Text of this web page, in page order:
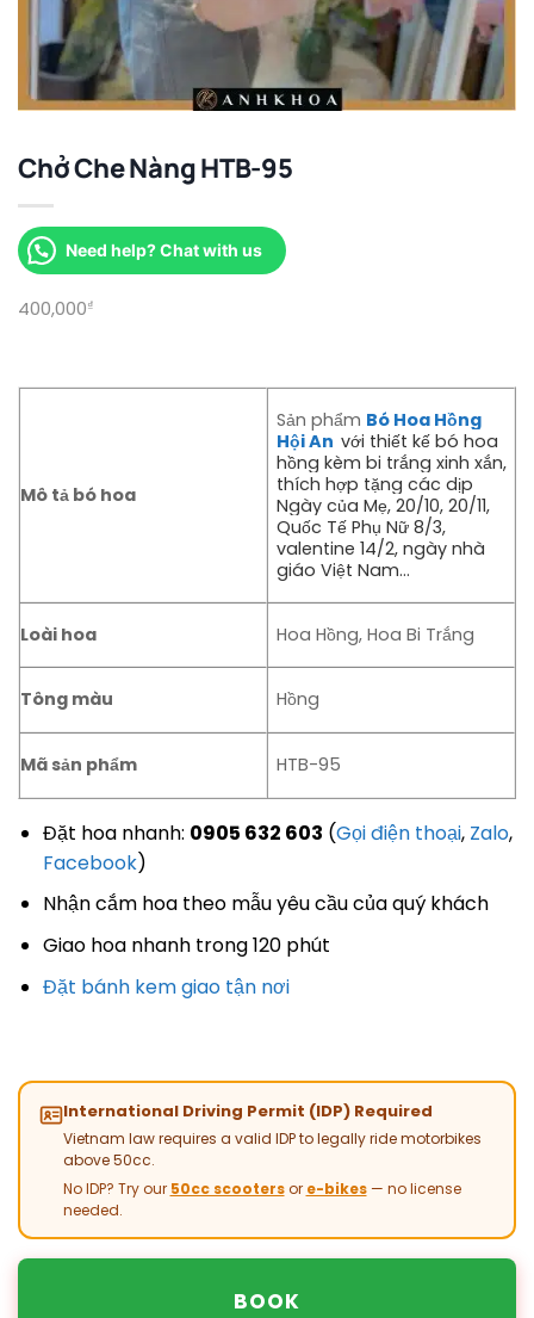
Chở Che Nàng HTB-95
Need help? Chat with us
400,000₫
Mô tả bó hoa
Sản phẩm Bó Hoa Hồng
Hội An với thiết kế bó hoa
hồng kèm bi trắng xinh xắn,
thích hợp tặng các dịp
Ngày của Mẹ, 20/10, 20/11,
Quốc Tế Phụ Nữ 8/3,
valentine 14/2, ngày nhà
giáo Việt Nam…
Loài hoa Hoa Hồng, Hoa Bi Trắng
Tông màu Hồng
Mã sản phẩm HTB-95
Đặt hoa nhanh: 0905 632 603 (Gọi điện thoại, Zalo,
Facebook)
Nhận cắm hoa theo mẫu yêu cầu của quý khách
Giao hoa nhanh trong 120 phút
Đặt bánh kem giao tận nơi
International Driving Permit (IDP) Required
Vietnam law requires a valid IDP to legally ride motorbikes
above 50cc.
No IDP? Try our 50cc scootersor e-bikes— no license
needed.
BOOK